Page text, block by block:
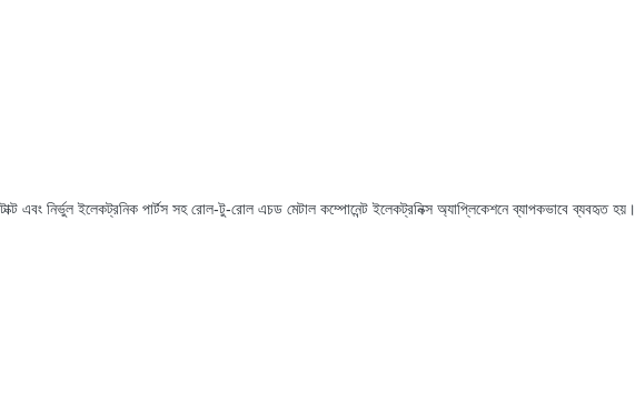
এবং নির্ভুল ইলেকট্রনিক পার্টস সহ রোল-টু-রোল এচড মেটাল কম্পোনেন্ট ইলেকট্রনিক্স অ্যাপ্লিকেশনে ব্যাপকভাবে ব্যবহৃত হয়।